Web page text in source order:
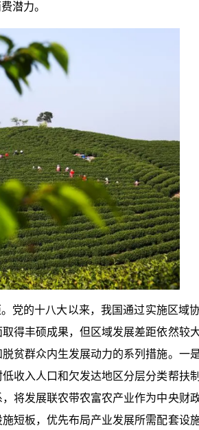
潜力。
党的十八大以来，我国通过实施区域
得丰硕成果，但区域发展差距依然较
贫群众内生发展动力的系列措施。一
收入人口和欠发达地区分层分类帮扶
将发展联农带农富农产业作为中央财
短板，优先布局产业发展所需配套设